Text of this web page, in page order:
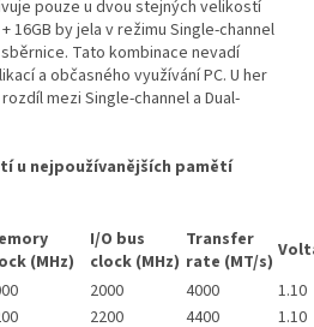
pouze u dvou stejných velikostí
16GB by jela v režimu Single-channel
Tato kombinace nevadí
a občasného využívání PC. U her
mezi Single-channel a Dual-
u nejpoužívanějších pamětí
(MHz)
I/O bus
clock (MHz)
Transfer
rate (MT/s)
2000 4000
1.10
2200 4400
1.10